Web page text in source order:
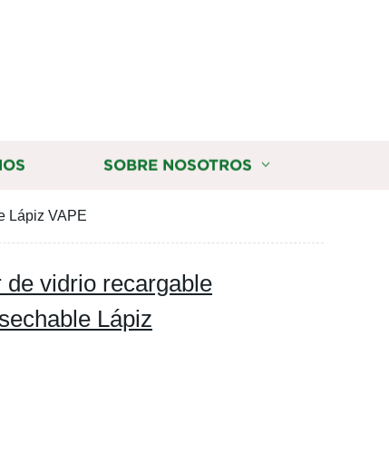
SOBRE NOSOTROS
Lápiz VAPE
vidrio recargable
Lápiz